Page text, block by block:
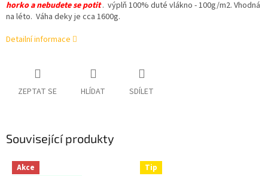
horko a nebudete se potit . výplň 100% duté vlákno - 100g/m2. Vhodná
na léto. Váha deky je cca 1600g.
Detailní informace
ZEPTAT SE HLÍDAT SDÍLET
Související produkty
Akce
Tip